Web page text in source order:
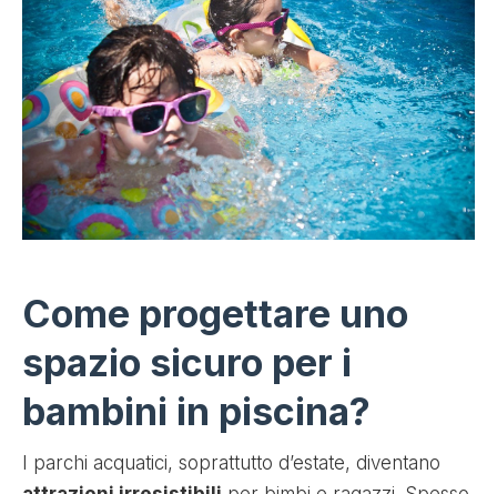
Come progettare uno
spazio sicuro per i
bambini in piscina?
I parchi acquatici, soprattutto d’estate, diventano